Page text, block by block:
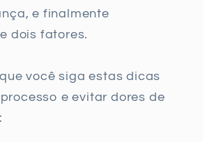
e finalmente
dois fatores.
você siga estas dicas
e evitar dores de